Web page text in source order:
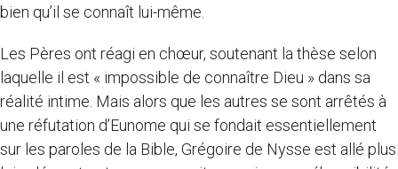
bien qu’il se connaît lui-même.
Les Pères ont réagi en chœur, soutenant la thèse selon
laquelle il est « impossible de connaître Dieu » dans sa
réalité intime. Mais alors que les autres se sont arrêtés à
une réfutation d’Eunome qui se fondait essentiellement
sur les paroles de la Bible, Grégoire de Nysse est allé plus